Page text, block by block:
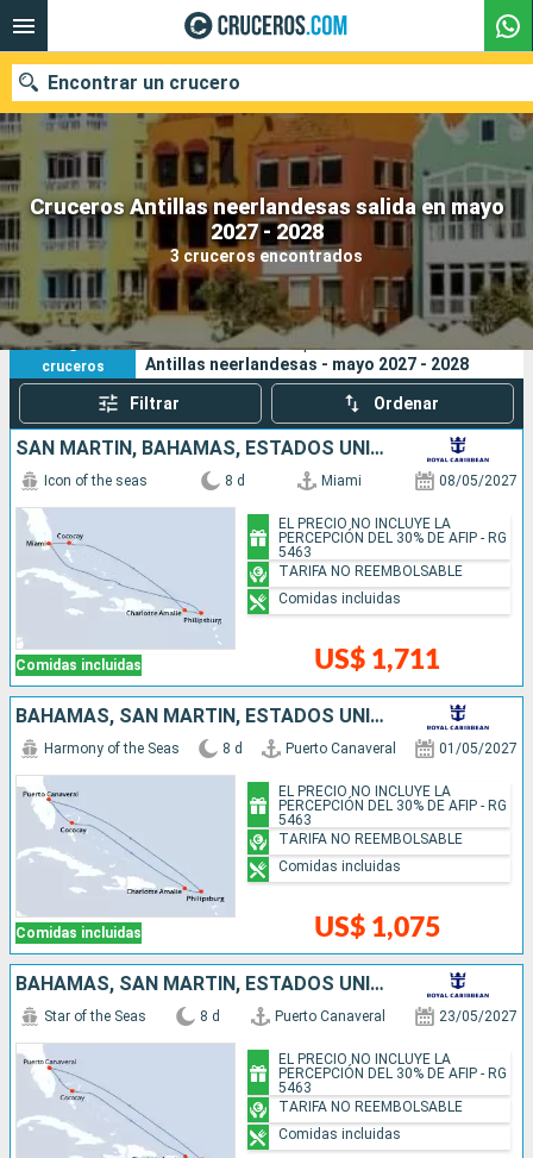
Cruceros Antillas neerlandesas salida en mayo
2027 - 2028
3 cruceros encontrados
Encontrar un crucero
Nuestros destinos
Fecha de salida
Puertos Compañías
Buscar
3
cruceros
Sus criterios de búsqueda:
Antillas neerlandesas - mayo 2027 - 2028
Filtrar Ordenar
SAN MARTÍN, BAHAMAS, ESTADOS UNIDOS
Comidas incluidas
Icon of the seas 8 d Miami 08/05/2027
US$ 1,711
EL PRECIO NO INCLUYE LA
PERCEPCIÓN DEL 30% DE AFIP - RG
5463
TARIFA NO REEMBOLSABLE
Comidas incluidas
BAHAMAS, SAN MARTÍN, ESTADOS UNIDOS
Comidas incluidas
Harmony of the Seas 8 d Puerto Canaveral 01/05/2027
US$ 1,075
EL PRECIO NO INCLUYE LA
PERCEPCIÓN DEL 30% DE AFIP - RG
5463
TARIFA NO REEMBOLSABLE
Comidas incluidas
BAHAMAS, SAN MARTÍN, ESTADOS UNIDOS
Star of the Seas 8 d Puerto Canaveral 23/05/2027
EL PRECIO NO INCLUYE LA
PERCEPCIÓN DEL 30% DE AFIP - RG
5463
TARIFA NO REEMBOLSABLE
Comidas incluidas